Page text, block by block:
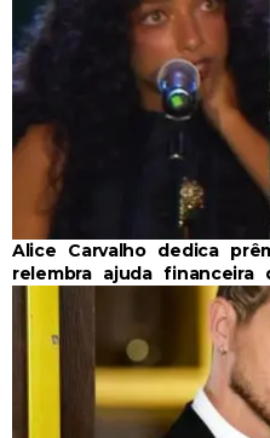
Alice Carvalho dedica
relembra ajuda financeira